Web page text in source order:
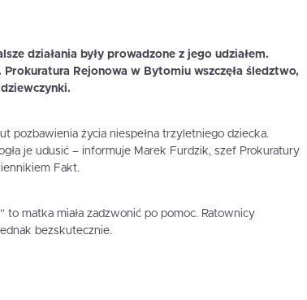
działania były prowadzone z jego udziałem.
Rejonowa w Bytomiu wszczęła śledztwo,
pozbawienia życia niespełna trzyletniego dziecka.
je udusić – informuje Marek Furdzik, szef Prokuratury
Fakt.
to matka miała zadzwonić po pomoc. Ratownicy
bezskutecznie.